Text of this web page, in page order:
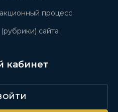
процесс
сайта
кабинет